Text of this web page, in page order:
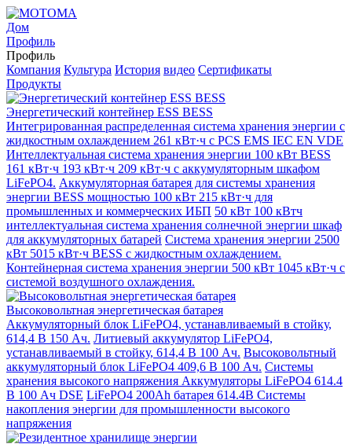
Дом
Профиль
Профиль
Компания Культура История видео Сертификаты
Продукты
Энергетический контейнер ESS BESS
Интегрированная распределенная система хранения энергии с
жидкостным охлаждением 261 кВт·ч с PCS EMS IEC EN VDE
Интеллектуальная система хранения энергии 100 кВт BESS
161 кВт·ч 193 кВт·ч 209 кВт·ч с аккумуляторным шкафом
LiFePO4. Аккумуляторная батарея для системы хранения
энергии BESS мощностью 100 кВт 215 кВт·ч для
промышленных и коммерческих ИБП 50 кВт 100 кВтч
интеллектуальная система хранения солнечной энергии шкаф
для аккумуляторных батарей Система хранения энергии 2500
кВт 5015 кВт·ч BESS с жидкостным охлаждением.
Контейнерная система хранения энергии 500 кВт 1045 кВт·ч с
системой воздушного охлаждения.
Высоковольтная энергетическая батарея
Аккумуляторный блок LiFePO4, устанавливаемый в стойку,
614,4 В 150 Ач. Литиевый аккумулятор LiFePO4,
устанавливаемый в стойку, 614,4 В 100 Ач. Высоковольтный
аккумуляторный блок LiFePO4 409,6 В 100 Ач. Системы
хранения высокого напряжения Аккумуляторы LiFePO4 614.4
В 100 Ач DSE LiFePO4 200Ah батарея 614.4В Системы
накопления энергии для промышленности высокого
напряжения